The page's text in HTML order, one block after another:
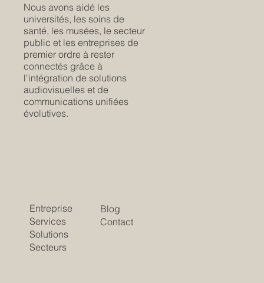
Nous avons aidé les
universités, les soins de
santé, les musées, le secteur
public et les entreprises de
premier ordre à rester
connectés grâce à
l'intégration de solutions
audiovisuelles et de
communications unifiées
évolutives.
Entreprise
Services
Solutions
Secteurs
Blog
Contact